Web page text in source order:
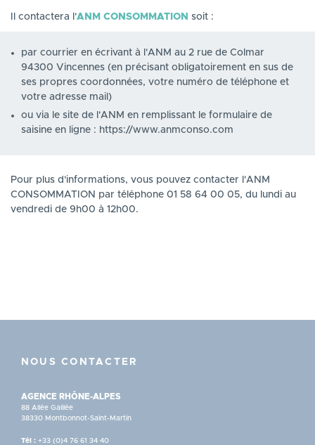
Il contactera l'ANM CONSOMMATION soit :
par courrier en écrivant à l'ANM au 2 rue de Colmar
94300 Vincennes (en précisant obligatoirement en sus de
ses propres coordonnées, votre numéro de téléphone et
votre adresse mail)
ou via le site de l'ANM en remplissant le formulaire de
saisine en ligne : https://www.anmconso.com
Pour plus d'informations, vous pouvez contacter l'ANM
CONSOMMATION par téléphone 01 58 64 00 05, du lundi au
vendredi de 9h00 à 12h00.
NOUS CONTACTER
AGENCE RHÔNE-ALPES
88 Allée Galilée
38330 Montbonnot-Saint-Martin
Tél : +33 (0)4 76 61 34 40